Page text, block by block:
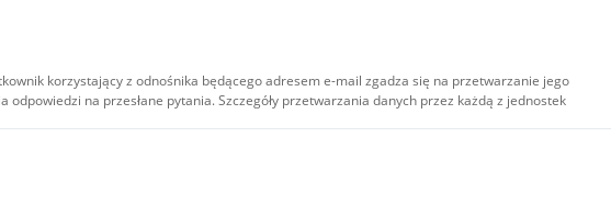
korzystający z odnośnika będącego adresem e-mail zgadza się na przetwarzanie jego
na przesłane pytania. Szczegóły przetwarzania danych przez każdą z jednostek
są
samych
audio i wideo,
niekomercyjne -